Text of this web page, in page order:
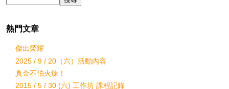
熱門文章
傑出榮耀
2025 / 9 / 20（六）活動內容
真金不怕火煉！
2015 / 5 / 30 (六) 工作坊 課程記錄